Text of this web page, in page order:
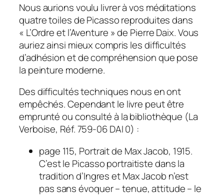
Nous aurions voulu livrer à vos méditations
quatre toiles de Picasso reproduites dans
« L’Ordre et l’Aventure » de Pierre Daix. Vous
auriez ainsi mieux compris les difficultés
d’adhésion et de compréhension que pose
la peinture moderne.
Des difficultés techniques nous en ont
empêchés. Cependant le livre peut être
emprunté ou consulté à la bibliothèque (La
Verboise, Réf. 759-06 DAI 0) :
page 115, Portrait de Max Jacob, 1915.
C’est le Picasso portraitiste dans la
tradition d’Ingres et Max Jacob n’est
pas sans évoquer – tenue, attitude – le